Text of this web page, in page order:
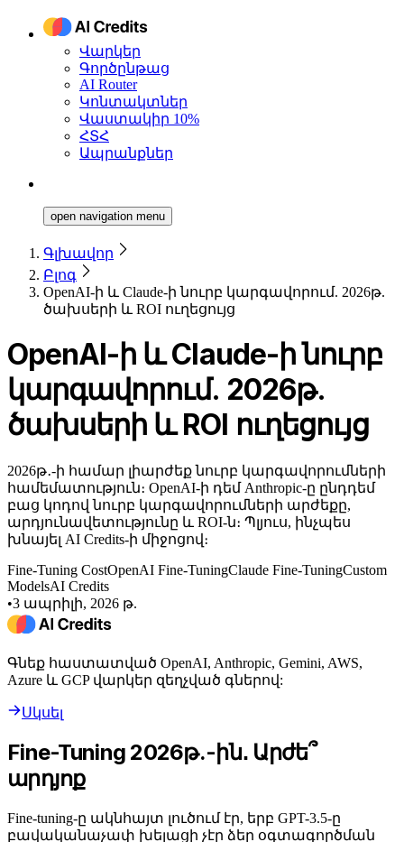
Վարկեր
Գործընթաց
AI Router
Կոնտակտներ
Վաստակիր 10%
ՀՏՀ
Ապրանքներ
open navigation menu
Գլխավոր
Բլոգ
OpenAI-ի և Claude-ի նուրբ կարգավորում. 2026թ.
ծախսերի և ROI ուղեցույց
OpenAI-ի և Claude-ի նուրբ
կարգավորում. 2026թ.
ծախսերի և ROI ուղեցույց
2026թ․-ի համար լիարժեք նուրբ կարգավորումների
համեմատություն։ OpenAI-ի դեմ Anthropic-ը ընդդեմ
բաց կոդով նուրբ կարգավորումների արժեքը,
արդյունավետությունը և ROI-ն։ Պլյուս, ինչպես
խնայել AI Credits-ի միջոցով։
Fine-Tuning CostOpenAI Fine-TuningClaude Fine-TuningCustom
ModelsAI Credits
•3 ապրիլի, 2026 թ.
Գնեք հաստատված OpenAI, Anthropic, Gemini, AWS,
Azure և GCP վարկեր զեղչված գներով:
Սկսել
Fine-Tuning 2026թ.-ին․ Արժե՞
արդյոք
Fine-tuning-ը ակնհայտ լուծում էր, երբ GPT-3.5-ը
բավականաչափ խելացի չէր ձեր օգտագործման